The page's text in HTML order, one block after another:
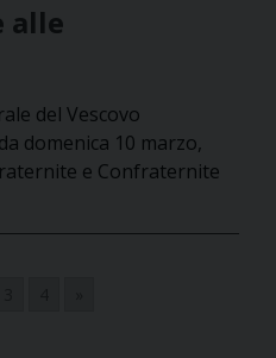
alle
del Vescovo
domenica 10 marzo,
e Confraternite